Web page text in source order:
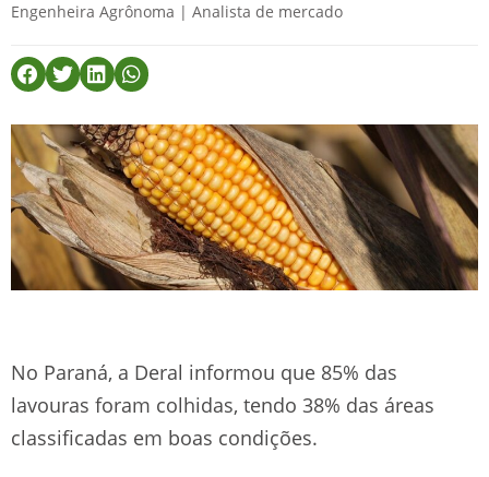
Engenheira Agrônoma | Analista de mercado
No Paraná, a Deral informou que 85% das
lavouras foram colhidas, tendo 38% das áreas
classificadas em boas condições.